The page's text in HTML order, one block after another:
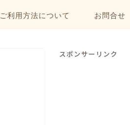
ご利用方法について お問合せ
スポンサーリンク